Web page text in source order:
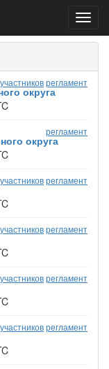
регламент
округа
регламент
округа
регламент
регламент
регламент
регламент